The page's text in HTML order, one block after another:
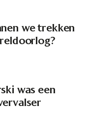
we trekken
was een